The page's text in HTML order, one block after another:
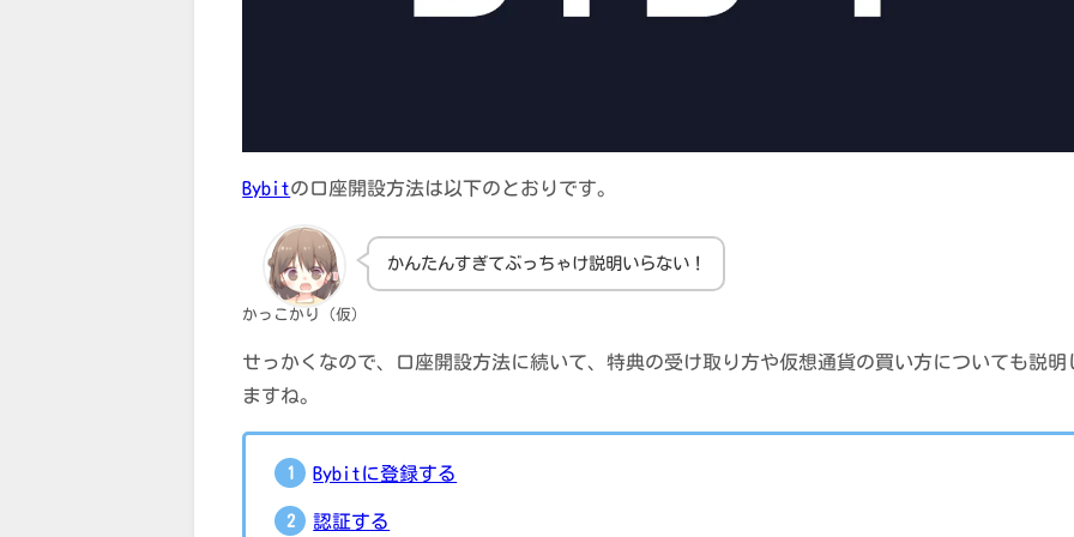
Bybitの口座開設方法は以下のとおりです。
かっこかり（仮）
かんたんすぎてぶっちゃけ説明いらない！
せっかくなので、口座開設方法に続いて、特典の受け取り方や仮想通貨の買い方についても説明
ますね。
Bybitに登録する
認証する